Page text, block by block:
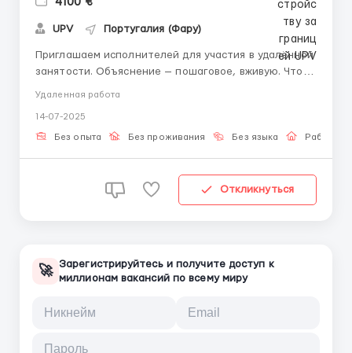
UPV Португалия (Фару)
Приглашаем исполнителей для участия в удалённой
занятости. Объяснение — пошаговое, вживую. Что
без жёстких требований Что нужно от вас: •
Готовность читать инстру...
Удаленная работа
14-07-2025
Без опыта Без проживания Без языка Работа
Откликнуться
🚀 Зарегистрируйтесь и получите доступ к
миллионам вакансий по всему миру